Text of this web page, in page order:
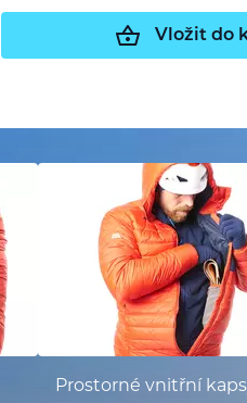
Vložit do
Prostorné vnitřní